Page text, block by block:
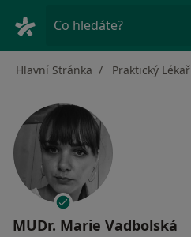
Co hledáte?
Hlavní Stránka Praktický Lékař
MUDr. Marie Vadbolská